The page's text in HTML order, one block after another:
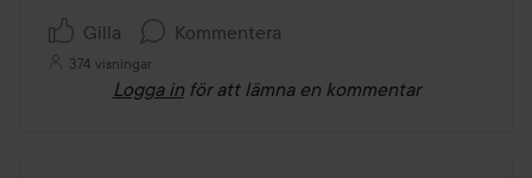
Gilla Kommentera
374 visningar
Logga in för att lämna en kommentar